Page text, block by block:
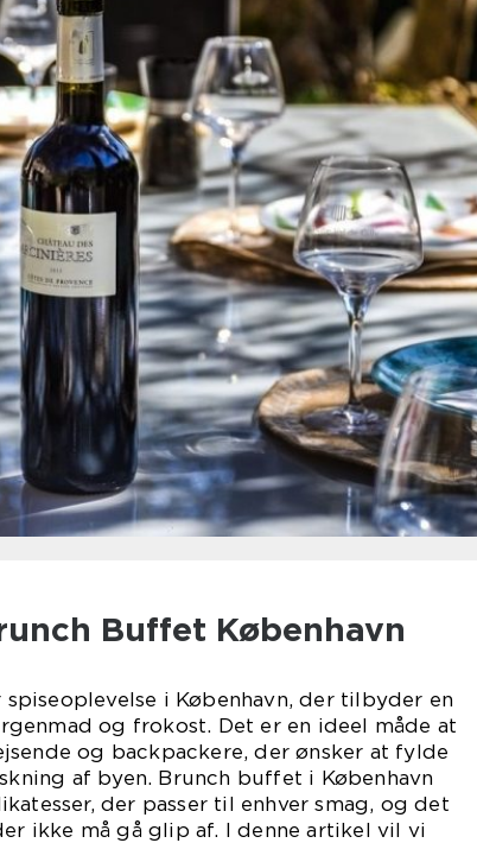
Buffet København
i København, der tilbyder en
og frokost. Det er en ideel måde at
og backpackere, der ønsker at fylde
af byen. Brunch buffet i København
der passer til enhver smag, og det
ikke må gå glip af. I denne artikel vil vi